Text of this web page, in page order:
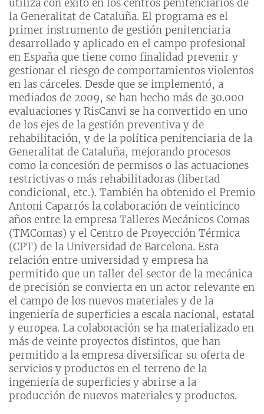
utiliza con éxito en los centros penitenciarios de
la Generalitat de Cataluña. El programa es el
primer instrumento de gestión penitenciaria
desarrollado y aplicado en el campo profesional
en España que tiene como finalidad prevenir y
gestionar el riesgo de comportamientos violentos
en las cárceles. Desde que se implementó, a
mediados de 2009, se han hecho más de 30.000
evaluaciones y RisCanvi se ha convertido en uno
de los ejes de la gestión preventiva y de
rehabilitación, y de la política penitenciaria de la
Generalitat de Cataluña, mejorando procesos
como la concesión de permisos o las actuaciones
restrictivas o más rehabilitadoras (libertad
condicional, etc.). También ha obtenido el Premio
Antoni Caparrós la colaboración de veinticinco
años entre la empresa Talleres Mecánicos Comas
(TMComas) y el Centro de Proyección Térmica
(CPT) de la Universidad de Barcelona. Esta
relación entre universidad y empresa ha
permitido que un taller del sector de la mecánica
de precisión se convierta en un actor relevante en
el campo de los nuevos materiales y de la
ingeniería de superficies a escala nacional, estatal
y europea. La colaboración se ha materializado en
más de veinte proyectos distintos, que han
permitido a la empresa diversificar su oferta de
servicios y productos en el terreno de la
ingeniería de superficies y abrirse a la
producción de nuevos materiales y productos.